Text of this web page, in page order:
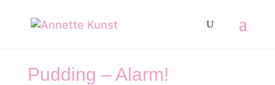
Pudding – Alarm!